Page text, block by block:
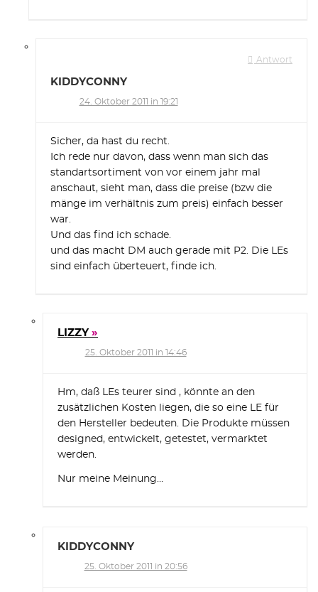
Antwort
KIDDYCONNY
24. Oktober 2011 in 19:21
Sicher, da hast du recht.
Ich rede nur davon, dass wenn man sich das
standartsortiment von vor einem jahr mal
anschaut, sieht man, dass die preise (bzw die
mänge im verhältnis zum preis) einfach besser
war.
Und das find ich schade.
und das macht DM auch gerade mit P2. Die LEs
sind einfach überteuert, finde ich.
LIZZY
25. Oktober 2011 in 14:46
Hm, daß LEs teurer sind , könnte an den
zusätzlichen Kosten liegen, die so eine LE für
den Hersteller bedeuten. Die Produkte müssen
designed, entwickelt, getestet, vermarktet
werden.
Nur meine Meinung…
KIDDYCONNY
25. Oktober 2011 in 20:56